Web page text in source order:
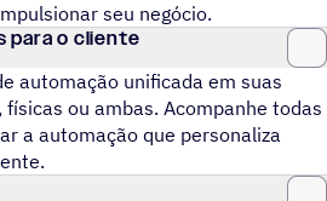
seu negócio.
para o cliente
automação unificada em suas
ou ambas. Acompanhe todas
a automação que personaliza